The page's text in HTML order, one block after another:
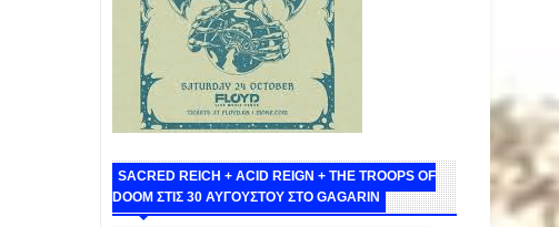
SACRED REICH + ACID REIGN + THE TROOPS OF
DOOM ΣΤΙΣ 30 ΑΥΓΟΥΣΤΟΥ ΣΤΟ GAGARIN